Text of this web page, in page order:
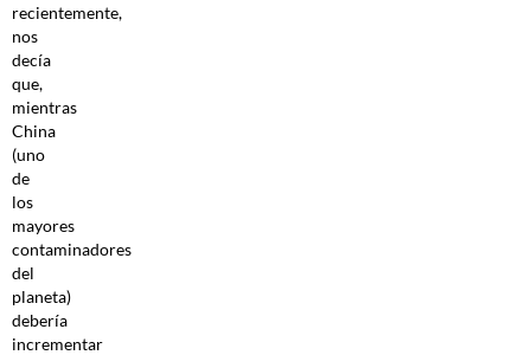
recientemente,
nos
decía
que,
mientras
China
(uno
de
los
mayores
contaminadores
del
planeta)
debería
incrementar